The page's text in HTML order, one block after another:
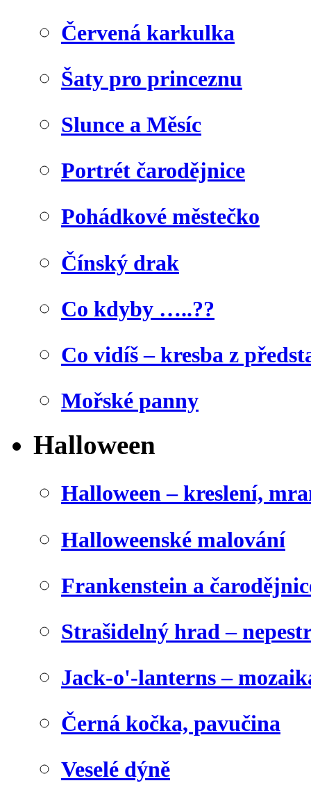
Červená karkulka
Šaty pro princeznu
Slunce a Měsíc
Portrét čarodějnice
Pohádkové městečko
Čínský drak
Co kdyby …..??
Co vidíš – kresba z
Mořské panny
Halloween
Halloween – kreslení,
Halloweenské malování
Frankenstein a
Strašidelný hrad –
Jack-o'-lanterns –
Černá kočka, pavučina
Veselé dýně